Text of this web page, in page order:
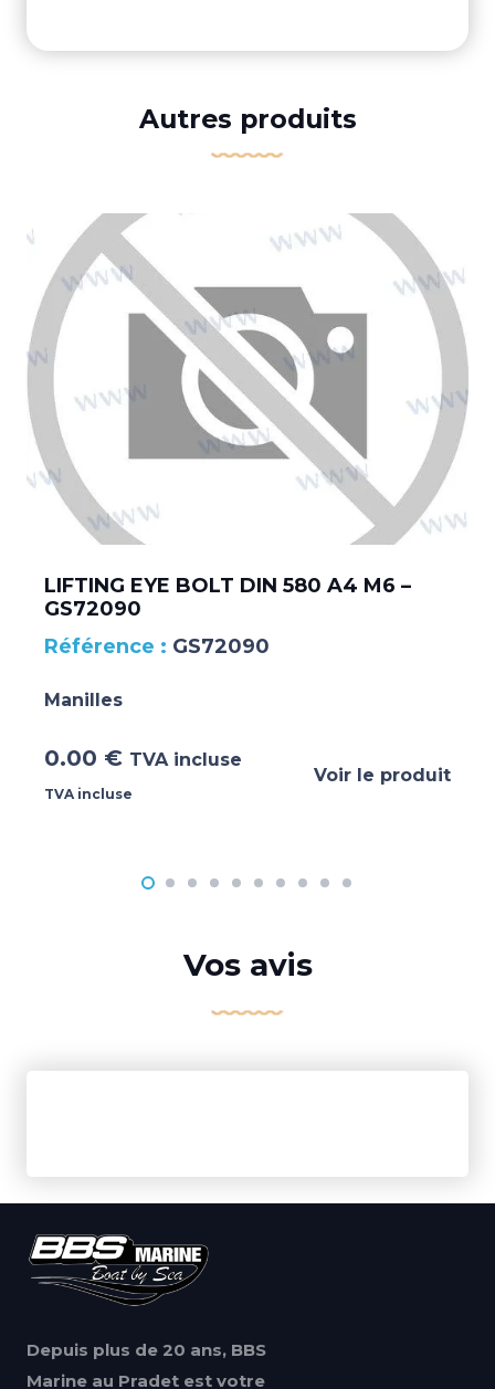
Autres produits
LIFTING EYE BOLT DIN 580 A4 M6 –
GS72090
GS72090
Manilles
0.00 € TVA incluse
TVA incluse
Voir le produit
Vos avis
Depuis plus de 20 ans, BBS
Marine au Pradet est votre